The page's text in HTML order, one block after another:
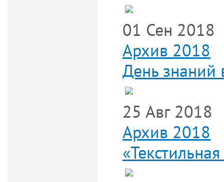
01 Сен 2018
Архив 2018
День знаний
25 Авг 2018
Архив 2018